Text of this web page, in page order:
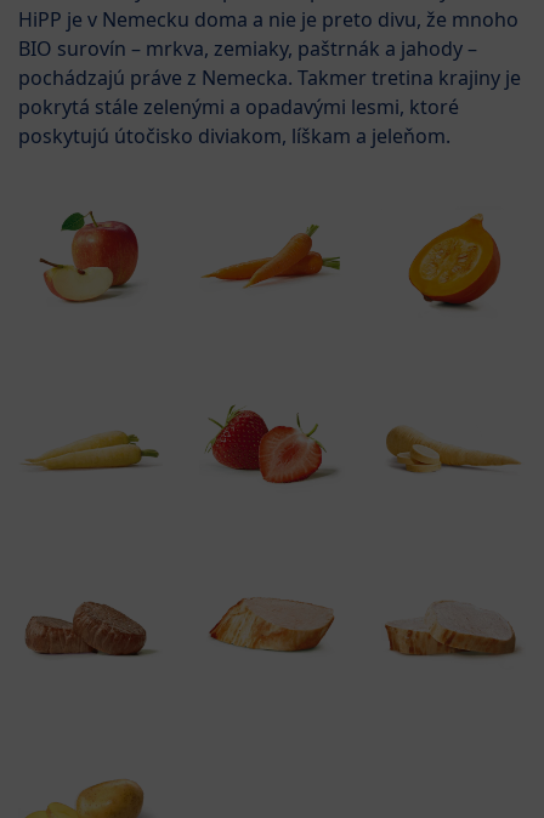
HiPP je v Nemecku doma a nie je preto divu, že mnoho
BIO surovín – mrkva, zemiaky, paštrnák a jahody –
pochádzajú práve z Nemecka. Takmer tretina krajiny je
pokrytá stále zelenými a opadavými lesmi, ktoré
poskytujú útočisko diviakom, líškam a jeleňom.